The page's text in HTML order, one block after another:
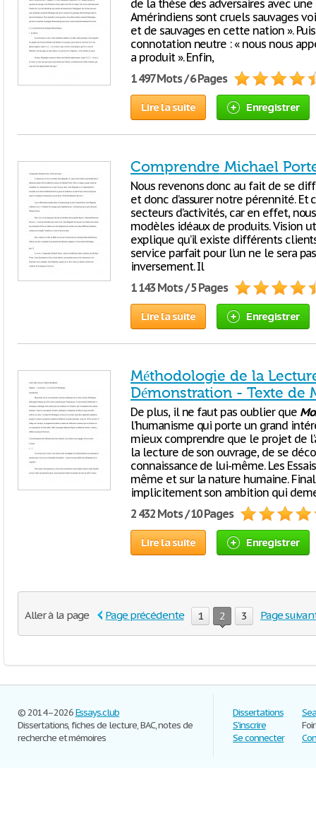
de la thèse des adversaires avec
Amérindiens sont cruels sauvages
et de sauvages en cette nation ».
connotation neutre : « nous nous
a produit ». Enfin,
1 497 Mots / 6 Pages
Lire la suite Enregistrer
Comprendre Michael
Nous revenons donc au fait de se
et donc d’assurer notre pérennité.
secteurs d’activités, car en effet,
modèles idéaux de produits. Vision
explique qu’il existe différents
service parfait pour l’un ne le sera
inversement. Il
1 143 Mots / 5 Pages
Lire la suite Enregistrer
Méthodologie de la
Démonstration - Texte de
De plus, il ne faut pas oublier que
l’humanisme qui porte un grand
mieux comprendre que le projet de
la lecture de son ouvrage, de se
connaissance de lui-même. Les
même et sur la nature humaine.
implicitement son ambition qui
2 432 Mots / 10 Pages
Lire la suite Enregistrer
Aller à la page Page précédente 1 2 3 Page
© 2014–2026Essays.club
Dissertations, fiches de lecture, BAC, notes de
recherche et mémoires
Dissertations
S'inscrire
Se connecter